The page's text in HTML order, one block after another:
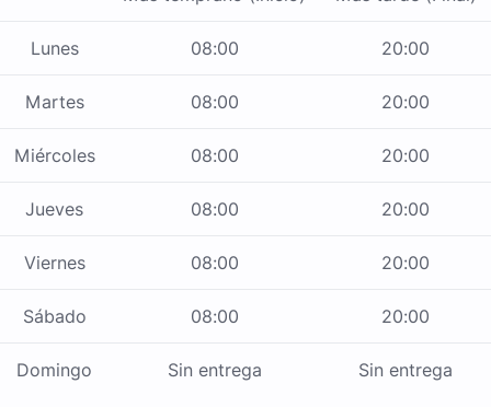
Lunes 08:00 20:00
Martes 08:00 20:00
Miércoles 08:00 20:00
Jueves 08:00 20:00
Viernes 08:00 20:00
Sábado 08:00 20:00
Domingo Sin entrega Sin entrega